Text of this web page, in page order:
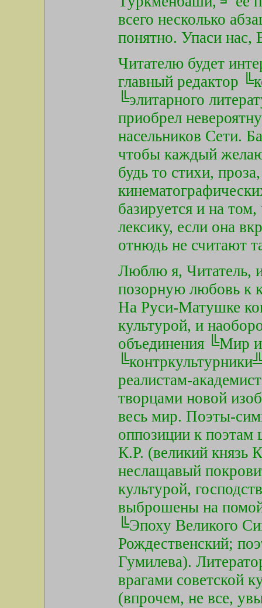
всего несколько
понятно. Упаси
Читателю будет
главный редактор
╚элитарного
приобрел
насельников Сети.
чтобы каждый
будь то стихи,
базируется и на
лексику, если она
отнюдь не считают
Люблю я, Читатель,
позорную любовь к
На Руси-Матушке
культурой, и
объединения ╚Мир
реалистам-
творцами новой
весь мир. Поэты-
оппозиции к поэтам
К.Р. (великий князь
неслащавый
культурой,
выброшены на
╚Эпоху Великого
Рождественский;
Гумилева).
врагами советской
(впрочем, не все,